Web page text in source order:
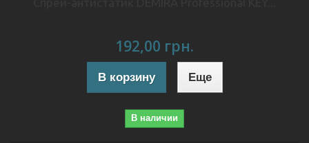
192,00 грн.
В корзину Еще
В наличии